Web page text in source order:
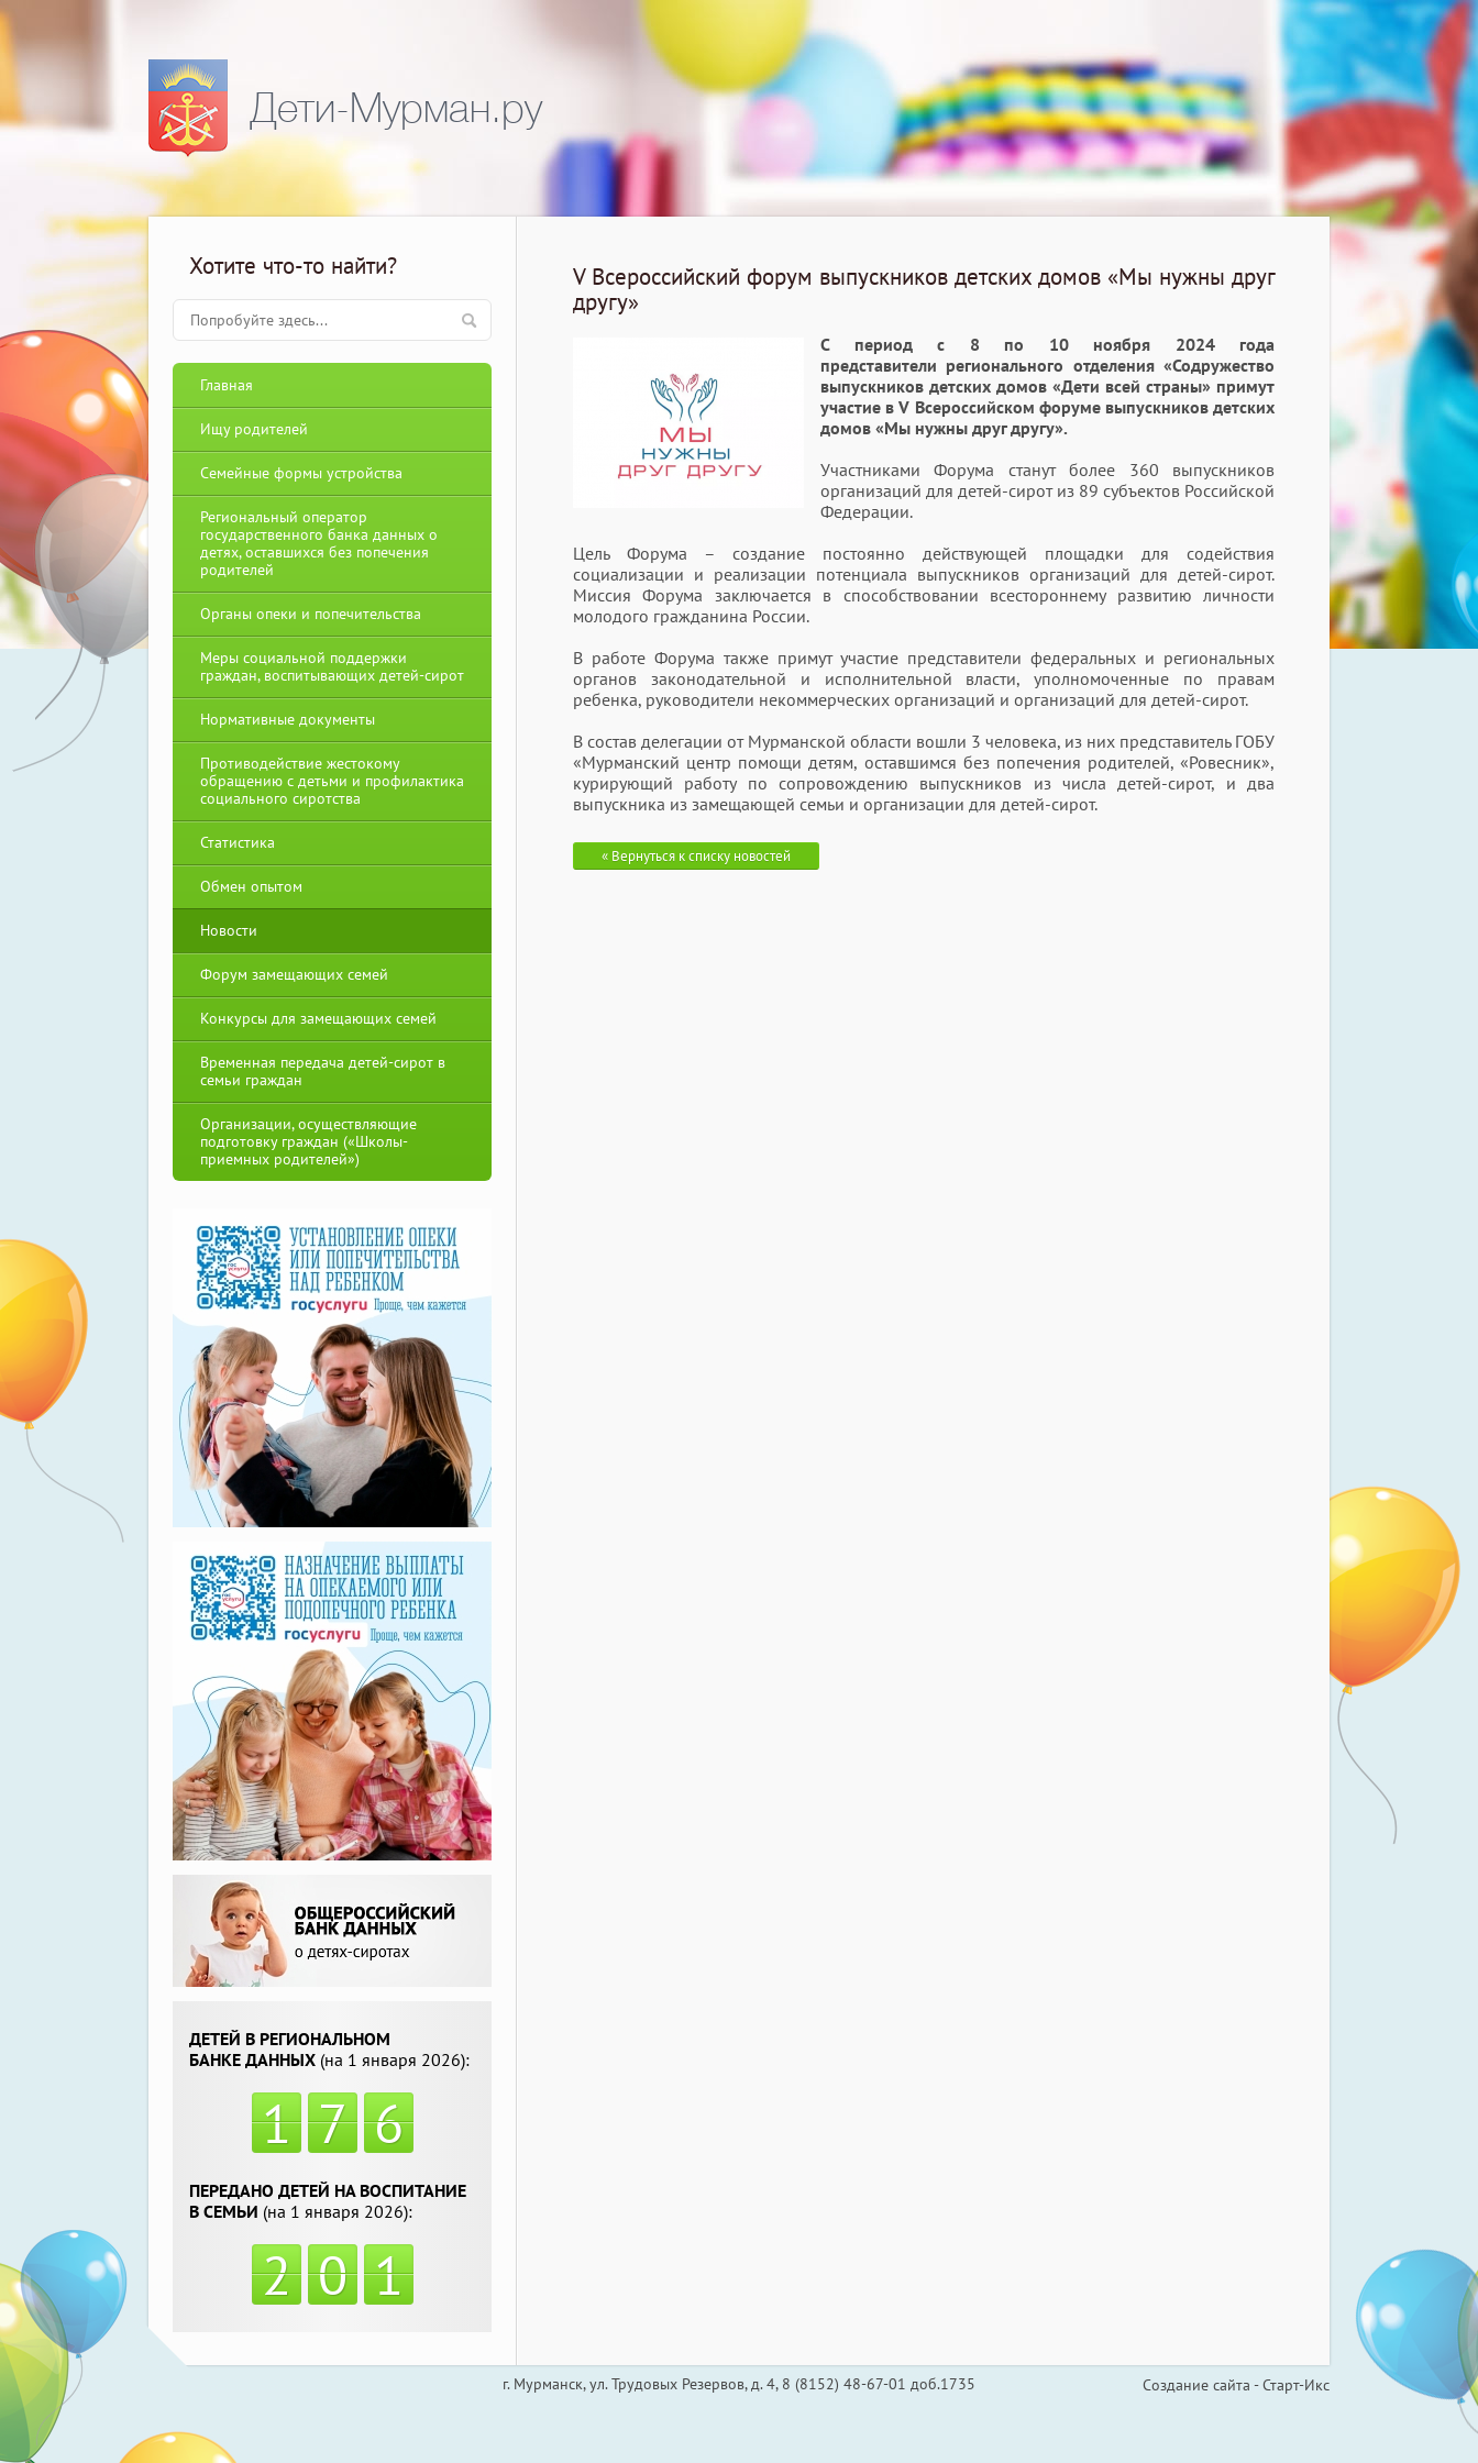
Дети-Мурман.ру
Хотите что-то найти?
Главная
Ищу родителей
Семейные формы устройства
Региональный оператор
государственного банка данных о
детях, оставшихся без попечения
родителей
Органы опеки и попечительства
Меры социальной поддержки
граждан, воспитывающих детей-сирот
Нормативные документы
Противодействие жестокому
обращению с детьми и профилактика
социального сиротства
Статистика
Обмен опытом
Новости
Форум замещающих семей
Конкурсы для замещающих семей
Временная передача детей-сирот в
семьи граждан
Организации, осуществляющие
подготовку граждан («Школы-
приемных родителей»)
ДЕТЕЙ В РЕГИОНАЛЬНОМ
БАНКЕ ДАННЫХ (на 1 января 2026):
1 7 6
ПЕРЕДАНО ДЕТЕЙ НА ВОСПИТАНИЕ
В СЕМЬИ (на 1 января 2026):
2 0 1
V Всероссийский форум выпускников детских домов «Мы нужны друг
другу»
С период с 8 по 10 ноября 2024 года
представители регионального отделения «Содружество
выпускников детских домов «Дети всей страны» примут
участие в V Всероссийском форуме выпускников детских
домов «Мы нужны друг другу».
Участниками Форума станут более 360 выпускников
организаций для детей-сирот из 89 субъектов Российской
Федерации.
Цель Форума – создание постоянно действующей площадки для содействия
социализации и реализации потенциала выпускников организаций для детей-сирот.
Миссия Форума заключается в способствовании всестороннему развитию личности
молодого гражданина России.
В работе Форума также примут участие представители федеральных и региональных
органов законодательной и исполнительной власти, уполномоченные по правам
ребенка, руководители некоммерческих организаций и организаций для детей-сирот.
В состав делегации от Мурманской области вошли 3 человека, из них представитель ГОБУ
«Мурманский центр помощи детям, оставшимся без попечения родителей, «Ровесник»,
курирующий работу по сопровождению выпускников из числа детей-сирот, и два
выпускника из замещающей семьи и организации для детей-сирот.
« Вернуться к списку новостей
г. Мурманск, ул. Трудовых Резервов, д. 4, 8 (8152) 48-67-01 доб.1735 Создание сайта - Старт-Икс